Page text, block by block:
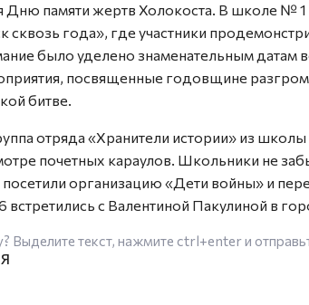
Дню памяти жертв Холокоста. В школе № 1
сквозь года», где участники
было уделено знаменательным
посвященные годовщине
битве.
отряда «Хранители истории» из
почетных караулов. Школьники не
организацию «Дети войны» и
с Валентиной Пакулиной в
Выделите текст, нажмите ctrl+enterи